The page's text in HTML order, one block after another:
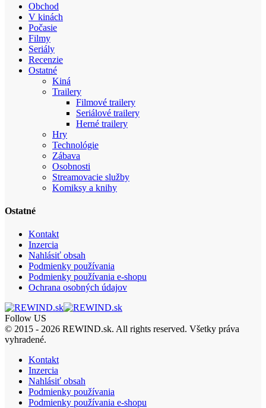
Obchod
V kinách
Počasie
Filmy
Seriály
Recenzie
Ostatné
Kiná
Trailery
Filmové trailery
Seriálové trailery
Herné trailery
Hry
Technológie
Zábava
Osobnosti
Streamovacie služby
Komiksy a knihy
Ostatné
Kontakt
Inzercia
Nahlásiť obsah
Podmienky používania
Podmienky používania e-shopu
Ochrana osobných údajov
Follow US
© 2015 - 2026 REWIND.sk. All rights reserved. Všetky práva
vyhradené.
Kontakt
Inzercia
Nahlásiť obsah
Podmienky používania
Podmienky používania e-shopu